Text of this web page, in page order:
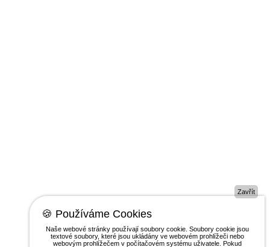
Zavřít
🍪 Používáme Cookies
Naše webové stránky používají soubory cookie. Soubory cookie jsou
textové soubory, které jsou ukládány ve webovém prohlížeči nebo
webovým prohlížečem v počítačovém systému uživatele. Pokud